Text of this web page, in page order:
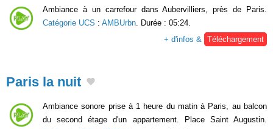
Ambiance à un carrefour dans Aubervilliers, près de Paris.
Catégorie UCS : AMBUrbn . Durée : 05:24.
+ d'infos &
Téléchargement
Paris la nuit
Ambiance sonore prise à 1 heure du matin à Paris, au balcon
du second étage d'un appartement. Place Saint Augustin.